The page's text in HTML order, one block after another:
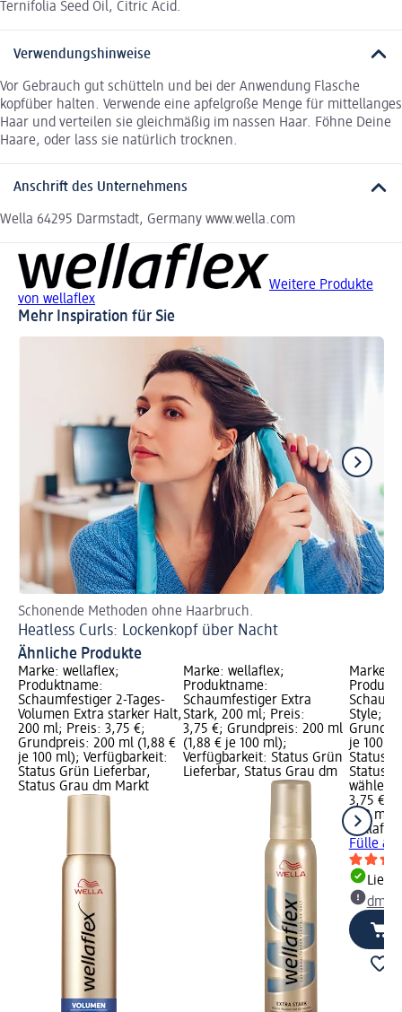
Ternifolia Seed Oil, Citric Acid.
Verwendungshinweise
Vor Gebrauch gut schütteln und bei der Anwendung Flasche
kopfüber halten. Verwende eine apfelgroße Menge für mittellanges
Haar und verteilen sie gleichmäßig im nassen Haar. Föhne Deine
Haare, oder lass sie natürlich trocknen.
Anschrift des Unternehmens
Wella 64295 Darmstadt, Germany www.wella.com
Weitere Produkte
von wellaflex
Mehr Inspiration für Sie
Schonende Methoden ohne Haarbruch.
Heatless Curls: Lockenkopf über Nacht
Ähnliche Produkte
Marke: wellaflex;
Produktname:
Schaumfestiger 2-Tages-
Volumen Extra starker Halt,
200 ml; Preis: 3,75 €;
Grundpreis: 200 ml (1,88 €
je 100 ml); Verfügbarkeit:
Status Grün Lieferbar,
Status Grau dm Markt
Marke: wellaflex;
Produktname:
Schaumfestiger Extra
Stark, 200 ml; Preis:
3,75 €; Grundpreis: 200 ml
(1,88 € je 100 ml);
Verfügbarkeit: Status Grün
Lieferbar, Status Grau dm
Marke:
Style;
je 100
Status
Status
wählen
3,75 €
200 ml
wellaflex
Fülle &
dm